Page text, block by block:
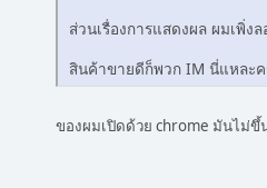
ส่วนเรื่องการแสดงผล ผมเพิ่ง
สินค้าขายดีก็พวก IM นี่แหละ
ของผมเปิดด้วย chrome มันไม่ขึ้